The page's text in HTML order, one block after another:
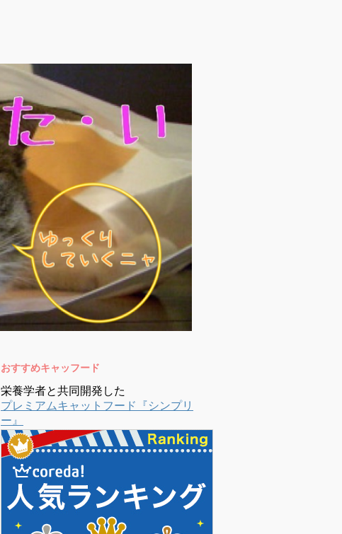
おすすめキャッフード
栄養学者と共同開発した
プレミアムキャットフード『シンプリ
ー』